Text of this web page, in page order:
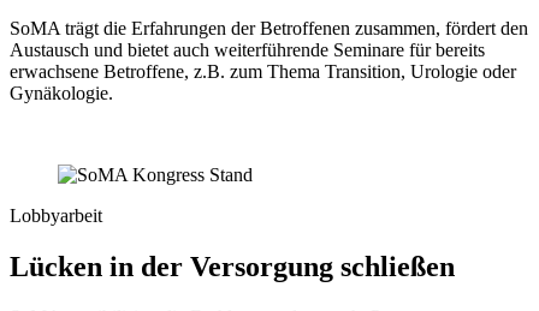
SoMA trägt die Erfahrungen der Betroffenen zusammen, fördert den
Austausch und bietet auch weiterführende Seminare für bereits
erwachsene Betroffene, z.B. zum Thema Transition, Urologie oder
Gynäkologie.
Lobbyarbeit
Lücken in der Versorgung schließen